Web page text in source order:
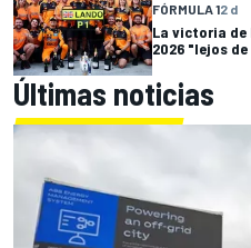
FÓRMULA 12 d
La victoria de
2026 "lejos
Últimas noticias